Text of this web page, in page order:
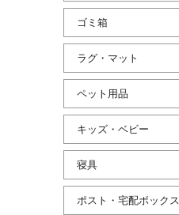
ゴミ箱
ラグ・マット
ペット用品
キッズ・ベビー
寝具
ポスト・宅配ボックス